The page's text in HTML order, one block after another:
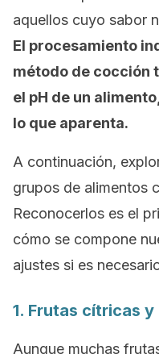
aquellos cuyo sabor
El procesamiento
método de cocción
el pH de un
lo que aparenta.
A continuación,
grupos de alimentos
Reconocerlos es el
cómo se compone
ajustes si es
1. Frutas cítricas y
Aunque muchas